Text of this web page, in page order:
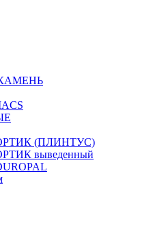
(ПЛИНТУС)
выведенный